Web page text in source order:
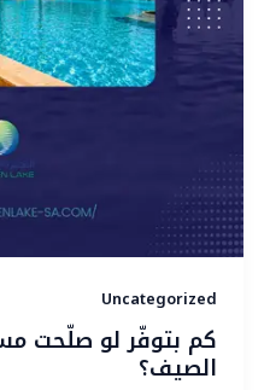
Uncategorized
كم بتوفّر لو صلّحت
الصيف؟